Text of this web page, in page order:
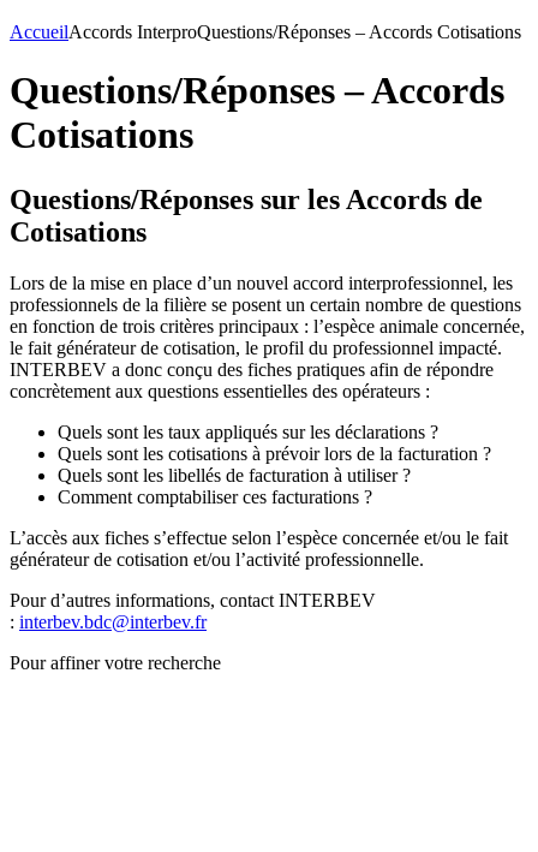
AccueilAccords InterproQuestions/Réponses – Accords Cotisations
Questions/Réponses – Accords
Cotisations
Questions/Réponses sur les Accords de
Cotisations
Lors de la mise en place d’un nouvel accord interprofessionnel, les
professionnels de la filière se posent un certain nombre de questions
en fonction de trois critères principaux : l’espèce animale concernée,
le fait générateur de cotisation, le profil du professionnel impacté.
INTERBEV a donc conçu des fiches pratiques afin de répondre
concrètement aux questions essentielles des opérateurs :
Quels sont les taux appliqués sur les déclarations ?
Quels sont les cotisations à prévoir lors de la facturation ?
Quels sont les libellés de facturation à utiliser ?
Comment comptabiliser ces facturations ?
L’accès aux fiches s’effectue selon l’espèce concernée et/ou le fait
générateur de cotisation et/ou l’activité professionnelle.
Pour d’autres informations, contact INTERBEV
: interbev.bdc@interbev.fr
Pour affiner votre recherche